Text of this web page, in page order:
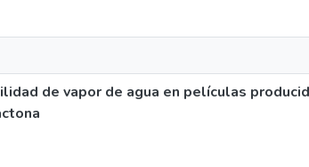
de vapor de agua en películas